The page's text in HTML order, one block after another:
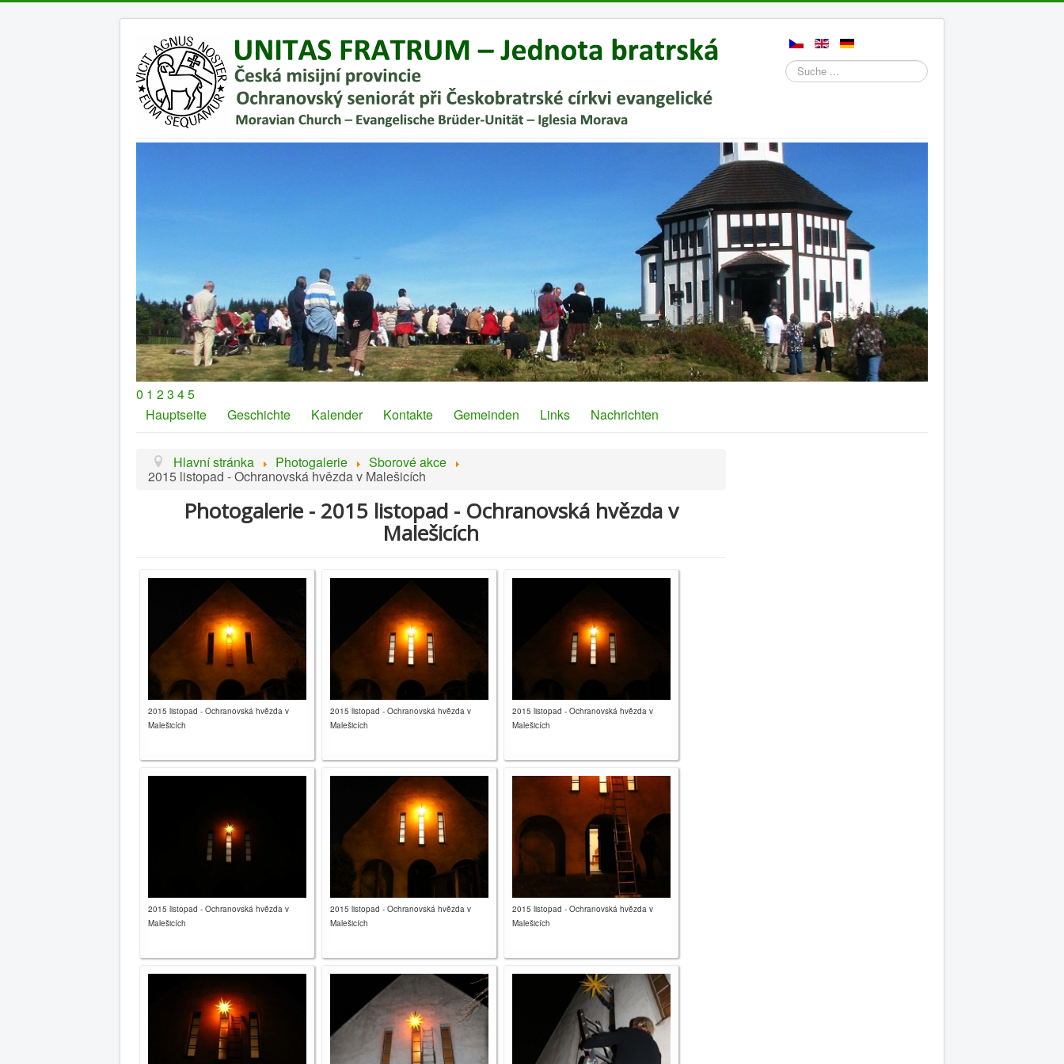
Suchen
0 1 23 45
Hauptseite
Geschichte Kalender Kontakte Gemeinden Links Nachrichten
Hlavní stránka Photogalerie Sborové akce
2015 listopad - Ochranovská hvězda v Malešicích
Photogalerie - 2015 listopad - Ochranovská hvězda v
Malešicích
2015 listopad - Ochranovská hvězda v
Malešicích
2015 listopad - Ochranovská hvězda v
Malešicích
2015 listopad - Ochranovská hvězda v
Malešicích
2015 listopad - Ochranovská hvězda v
Malešicích
2015 listopad - Ochranovská hvězda v
Malešicích
2015 listopad - Ochranovská hvězda v
Malešicích